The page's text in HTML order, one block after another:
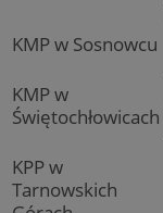
KMP w Sosnowcu
KMP w
Świętochłowicach
KPP w
Tarnowskich